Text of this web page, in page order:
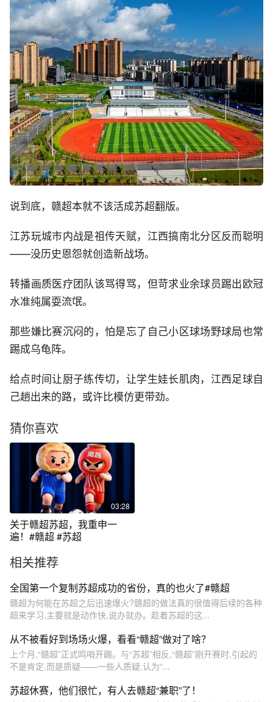
说到底，赣超本就不该活成苏超翻版。
江苏玩城市内战是祖传天赋，江西搞南北分区反而聪明
——没历史恩怨就创造新战场。
转播画质医疗团队该骂得骂，但苛求业余球员踢出欧冠
水准纯属耍流氓。
那些嫌比赛沉闷的，怕是忘了自己小区球场野球局也常
踢成乌龟阵。
给点时间让厨子练传切，让学生娃长肌肉，江西足球自
己趟出来的路，或许比模仿更带劲。
猜你喜欢
03:28
关于赣超苏超，我重申一
遍！#赣超 #苏超
相关推荐
全国第一个复制苏超成功的省份，真的也火了#赣超
赣超为何能在苏超之后迅速爆火?赣超的做法真的很值得后续的各种
超来学习,主要就是动作快,说办就办。趁着苏超的这...
从不被看好到场场火爆，看看“赣超”做对了啥？
上个月,“赣超”正式鸣哨开踢。与“苏超”相反,“赣超”刚开赛时,引起的
不是肯定,而是质疑——一些人质疑,认为“...
苏超休赛，他们很忙，有人去赣超“兼职”了！